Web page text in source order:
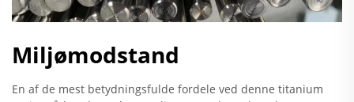
Miljømodstand
En af de mest betydningsfulde fordele ved denne titanium